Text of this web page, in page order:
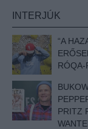
INTERJÚK
“A
RÓQA-
PRITZ